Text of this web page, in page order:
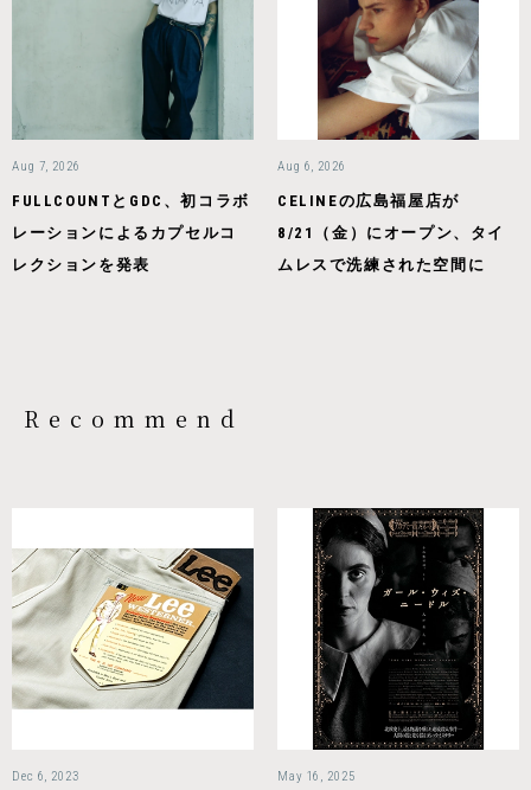
Aug 7, 2026
FULLCOUNTとGDC、初コラボ
レーションによるカプセルコ
レクションを発表
Aug 6, 2026
CELINEの広島福屋店が
8/21（金）にオープン、タイ
ムレスで洗練された空間に
Recommend
Dec 6, 2023 May 16, 2025